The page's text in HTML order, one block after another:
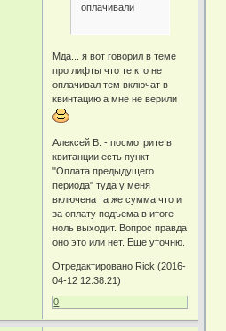
оплачивали
Мда... я вот говорил в теме
про лифты что те кто не
оплачивал тем включат в
квинтацию а мне не верили
Алексей В. - посмотрите в
квитанции есть пункт
"Оплата предыдущего
периода" туда у меня
включена та же сумма что и
за оплату подъема в итоге
ноль выходит. Вопрос правда
оно это или нет. Еще уточню.
Отредактировано Rick (2016-
04-12 12:38:21)
0